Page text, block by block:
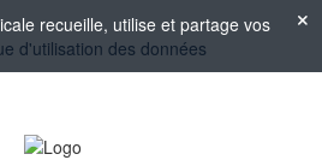
recueille, utilise et partage vos
d'utilisation des données